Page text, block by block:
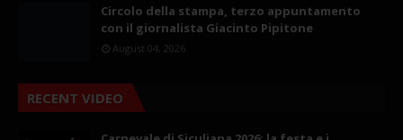
Circolo della stampa, terzo appuntamento
con il giornalista Giacinto Pipitone
August 04, 2026
RECENT VIDEO